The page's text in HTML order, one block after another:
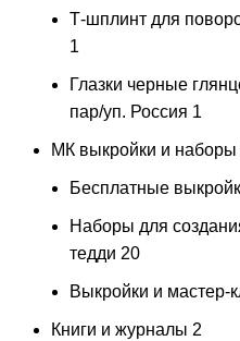
Т-шплинт для
1
Глазки черные
пар/уп. Россия 1
МК выкройки и наборы
Бесплатные
Наборы для
тедди 20
Выкройки и мастер-
Книги и журналы 2